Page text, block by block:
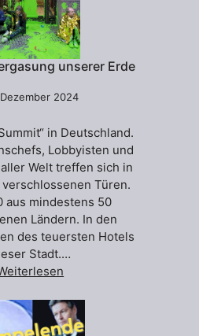
unserer Erde
2024
in Deutschland.
Lobbyisten und
Welt treffen sich in
Türen.
aus mindestens 50
Ländern. In den
des teuersten Hotels
Stadt.…